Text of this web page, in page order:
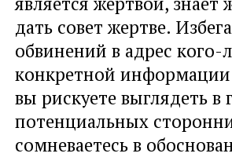
дать совет жертве.
обвинений в адрес кого-
конкретной
вы рискуете выглядеть в
потенциальных
сомневаетесь в